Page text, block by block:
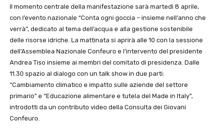
Il momento centrale della manifestazione sarà martedì 8 aprile,
con l’evento nazionale “Conta ogni goccia – insieme nell’anno che
verrà”, dedicato al tema dell’acqua e alla gestione sostenibile
delle risorse idriche. La mattinata si aprirà alle 10 con la sessione
dell’Assemblea Nazionale Confeuro e l’intervento del presidente
Andrea Tiso insieme ai membri del comitato di presidenza. Dalle
11.30 spazio al dialogo con un talk show in due parti:
“Cambiamento climatico e impatto sulle aziende del settore
primario” e “Educazione alimentare e tutela del Made in Italy”,
introdotti da un contributo video della Consulta dei Giovani
Confeuro.